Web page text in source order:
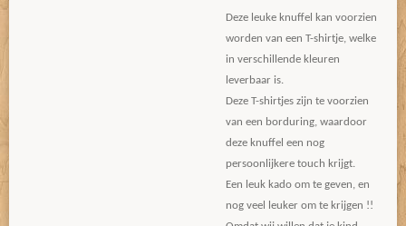
Deze leuke knuffel kan voorzien
worden van een T-shirtje, welke
in verschillende kleuren
leverbaar is.
Deze T-shirtjes zijn te voorzien
van een borduring, waardoor
deze knuffel een nog
persoonlijkere touch krijgt.
Een leuk kado om te geven, en
nog veel leuker om te krijgen !!